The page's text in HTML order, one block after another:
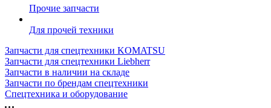
Прочие запчасти
Для прочей техники
Запчасти для спецтехники KOMATSU
Запчасти для спецтехники Liebherr
Запчасти в наличии на складе
Запчасти по брендам спецтехники
Спецтехника и оборудование